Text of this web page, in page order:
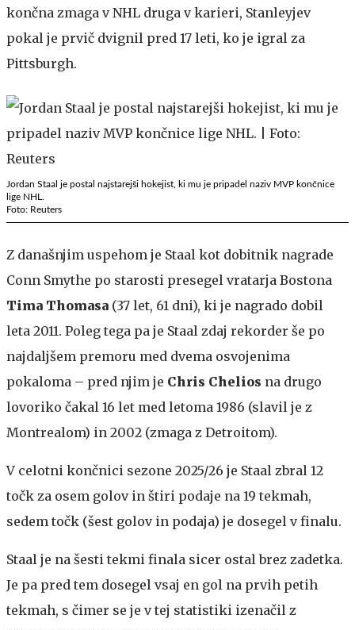
končna zmaga v NHL druga v karieri, Stanleyjev
pokal je prvič dvignil pred 17 leti, ko je igral za
Pittsburgh.
Jordan Staal je postal najstarejši hokejist, ki mu je pripadel naziv MVP končnice
lige NHL.
Foto: Reuters
Z današnjim uspehom je Staal kot dobitnik nagrade
Conn Smythe po starosti presegel vratarja Bostona
Tima Thomasa (37 let, 61 dni), ki je nagrado dobil
leta 2011. Poleg tega pa je Staal zdaj rekorder še po
najdaljšem premoru med dvema osvojenima
pokaloma – pred njim je Chris Chelios na drugo
lovoriko čakal 16 let med letoma 1986 (slavil je z
Montrealom) in 2002 (zmaga z Detroitom).
V celotni končnici sezone 2025/26 je Staal zbral 12
točk za osem golov in štiri podaje na 19 tekmah,
sedem točk (šest golov in podaja) je dosegel v finalu.
Staal je na šesti tekmi finala sicer ostal brez zadetka.
Je pa pred tem dosegel vsaj en gol na prvih petih
tekmah, s čimer se je v tej statistiki izenačil z